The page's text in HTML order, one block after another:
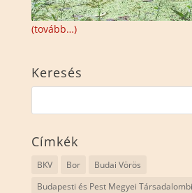
(tovább…)
Keresés
Címkék
BKV Bor
Budai Vörös
Budapesti és Pest Megyei